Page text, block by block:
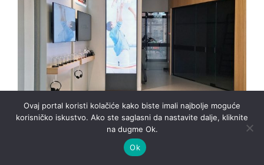
Ovaj portal koristi kolačiće kako biste imali najbolje moguće
korisničko iskustvo. Ako ste saglasni da nastavite dalje, kliknite
na dugme Ok.
Ok